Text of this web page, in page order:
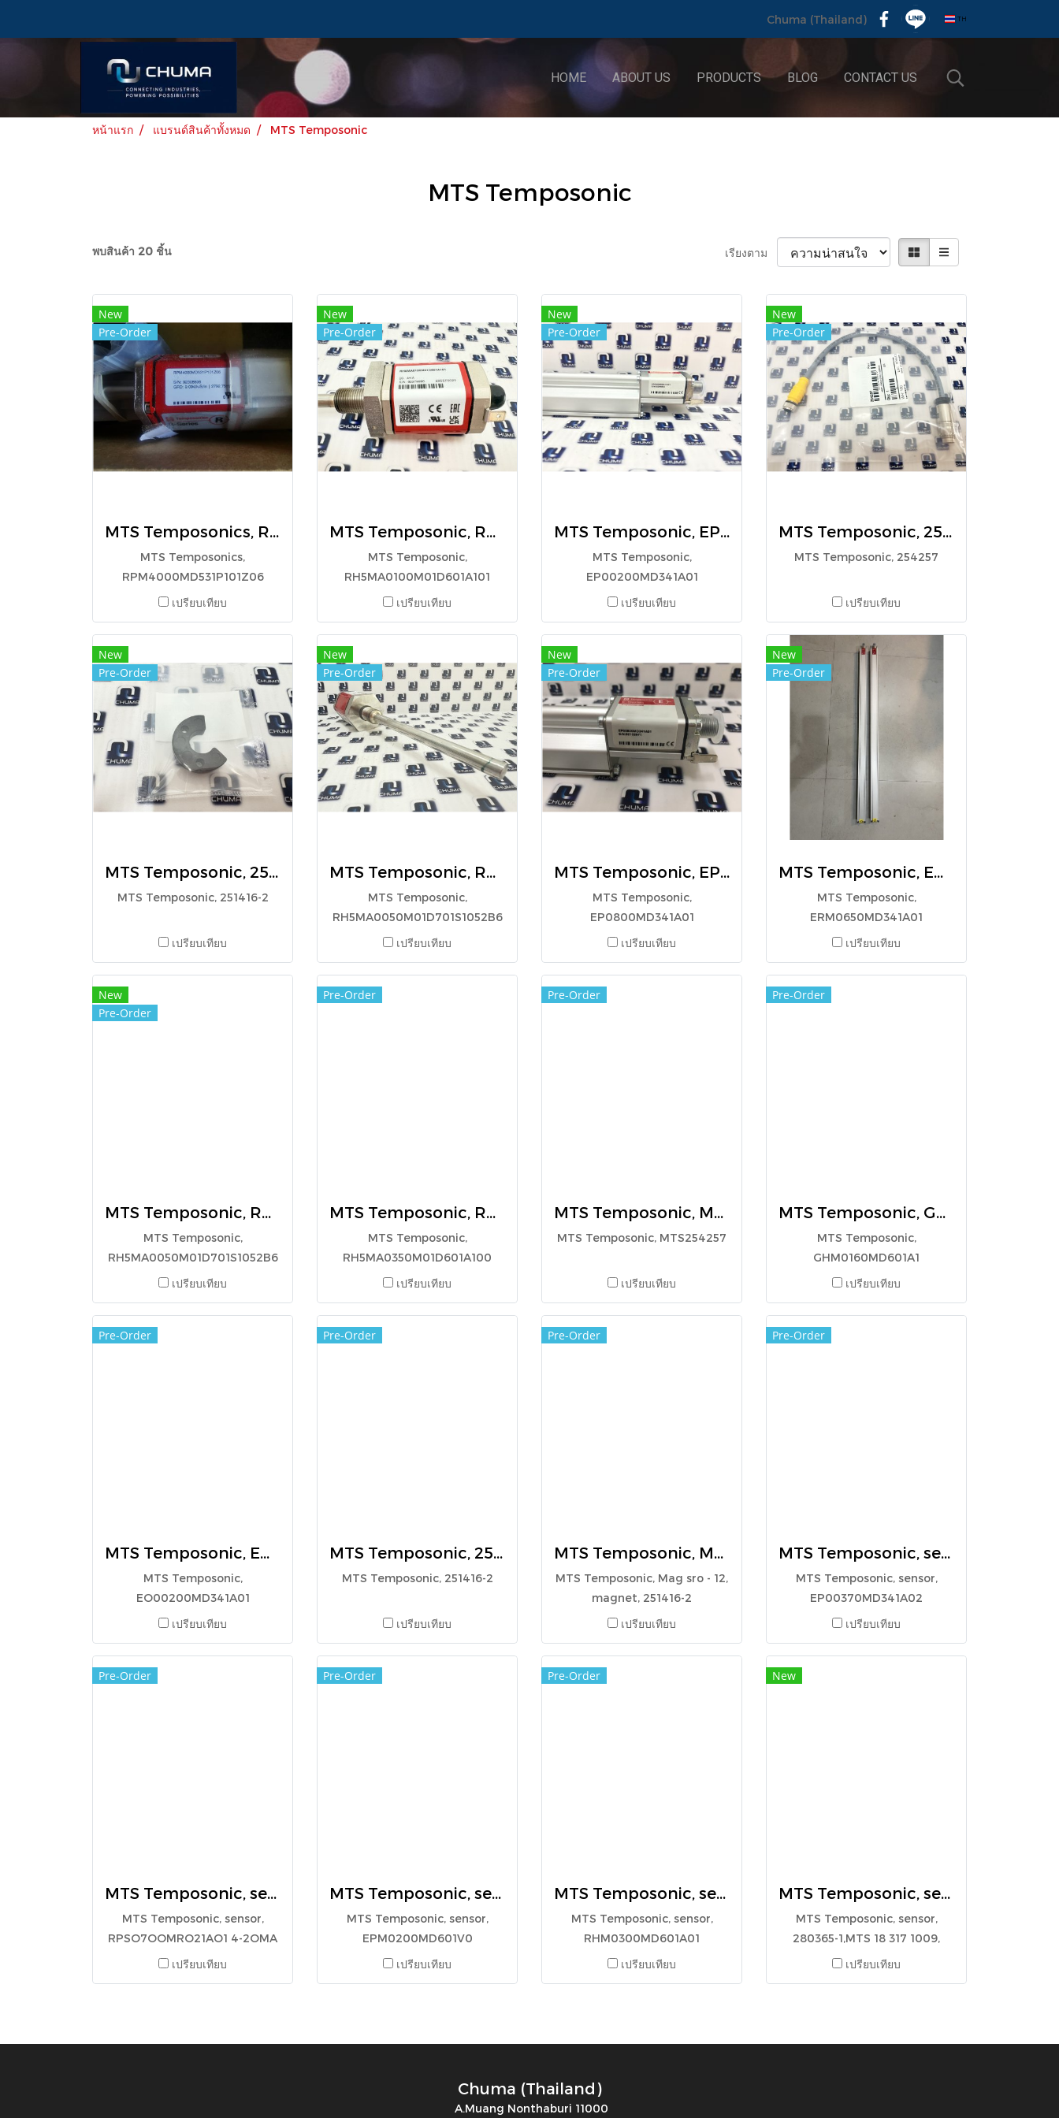
Chuma (Thailand) TH
HOME ABOUT US PRODUCTS BLOG CONTACT US
หน้าแรก แบรนด์สินค้าทั้งหมด MTS Temposonic
MTS Temposonic
พบสินค้า 20 ชิ้น เรียงตาม
New
Pre-Order
MTS Temposonics, RPM4000MD531P101Z06
MTS Temposonics,
RPM4000MD531P101Z06
เปรียบเทียบ
New
Pre-Order
MTS Temposonic, RH5MA0100M01D601A101
MTS Temposonic,
RH5MA0100M01D601A101
เปรียบเทียบ
New
Pre-Order
MTS Temposonic, EP00200MD341A01
MTS Temposonic,
EP00200MD341A01
เปรียบเทียบ
New
Pre-Order
MTS Temposonic, 254257
MTS Temposonic, 254257
เปรียบเทียบ
New
Pre-Order
MTS Temposonic, 251416-2
MTS Temposonic, 251416-2
เปรียบเทียบ
New
Pre-Order
MTS Temposonic, RH5MA0050M01D701S1052B6
MTS Temposonic,
RH5MA0050M01D701S1052B6
เปรียบเทียบ
New
Pre-Order
MTS Temposonic, EP0800MD341A01
MTS Temposonic,
EP0800MD341A01
เปรียบเทียบ
New
Pre-Order
MTS Temposonic, ERM0650MD341A01
MTS Temposonic,
ERM0650MD341A01
เปรียบเทียบ
New
Pre-Order
MTS Temposonic, RH5MA0050M01D701S1052B6
MTS Temposonic,
RH5MA0050M01D701S1052B6
เปรียบเทียบ
Pre-Order
MTS Temposonic, RH5MA0350M01D601A100
MTS Temposonic,
RH5MA0350M01D601A100
เปรียบเทียบ
Pre-Order
MTS Temposonic, MTS254257
MTS Temposonic, MTS254257
เปรียบเทียบ
Pre-Order
MTS Temposonic, GHM0160MD601A1
MTS Temposonic,
GHM0160MD601A1
เปรียบเทียบ
Pre-Order
MTS Temposonic, EO00200MD341A01
MTS Temposonic,
EO00200MD341A01
เปรียบเทียบ
Pre-Order
MTS Temposonic, 251416-2
MTS Temposonic, 251416-2
เปรียบเทียบ
Pre-Order
MTS Temposonic, Mag sro - 12, magnet, 251416-2
MTS Temposonic, Mag sro - 12,
magnet, 251416-2
เปรียบเทียบ
Pre-Order
MTS Temposonic, sensor, EP00370MD341A02
MTS Temposonic, sensor,
EP00370MD341A02
เปรียบเทียบ
Pre-Order
MTS Temposonic, sensor, RPSO7OOMRO21AO1 4-2OMA R-SERIES LA-1-C800-M0300-1-V0 PA-1-400M-D80-1S2G5 PA-1-0250M-D80-1-S2G5100 RHS0185MP101S1G1100 10 RHS1050MP101S1G1100 10 RPS1350MD531P102 RHM6950MD531P101 RHM0320MP151S1G5100 RHM1620MP151S1G4100 RH-V-0780M-P1
MTS Temposonic, sensor,
RPSO7OOMRO21AO1 4-2OMA
R-SERIES LA-1-C800-M0300-1-
เปรียบเทียบ
Pre-Order
MTS Temposonic, sensor, EPM0200MD601V0
MTS Temposonic, sensor,
EPM0200MD601V0
เปรียบเทียบ
Pre-Order
MTS Temposonic, sensor, RHM0300MD601A01
MTS Temposonic, sensor,
RHM0300MD601A01
เปรียบเทียบ
New
MTS Temposonic, sensor, 280365-1,MTS 18 317 1009, CS072AD CS PWM 72.3 mm
MTS Temposonic, sensor,
280365-1,MTS 18 317 1009,
CS072AD CS PWM 72.3 mm
เปรียบเทียบ
Chuma (Thailand)
A.Muang Nonthaburi 11000